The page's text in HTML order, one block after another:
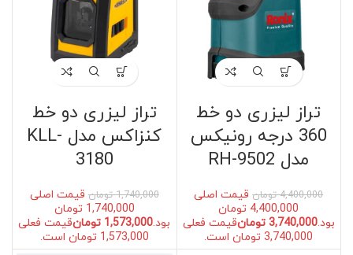
تراز لیزری دو خط
360 درجه رونیکس
مدل RH-9502
4,400,000 تومان قیمت اصلی
4,400,000 تومان
بود.3,740,000 تومانقیمت فعلی
3,740,000 تومان است.
تراز لیزری دو خط
کنزاکس مدل KLL-
3180
1,740,000 تومان قیمت اصلی
1,740,000 تومان
بود.1,573,000 تومانقیمت فعلی
1,573,000 تومان است.